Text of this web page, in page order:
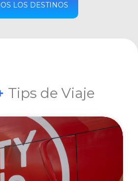
LOS DESTINOS
Tips de Viaje